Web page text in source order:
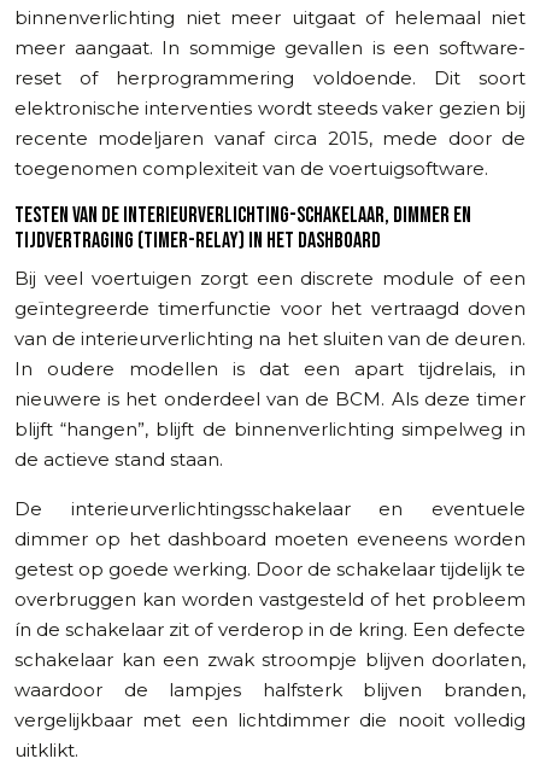
binnenverlichting niet meer uitgaat of helemaal niet
meer aangaat. In sommige gevallen is een software-
reset of herprogrammering voldoende. Dit soort
elektronische interventies wordt steeds vaker gezien bij
recente modeljaren vanaf circa 2015, mede door de
toegenomen complexiteit van de voertuigsoftware.
TESTEN VAN DE INTERIEURVERLICHTING-SCHAKELAAR, DIMMER EN
TIJDVERTRAGING (TIMER-RELAY) IN HET DASHBOARD
Bij veel voertuigen zorgt een discrete module of een
geïntegreerde timerfunctie voor het vertraagd doven
van de interieurverlichting na het sluiten van de deuren.
In oudere modellen is dat een apart tijdrelais, in
nieuwere is het onderdeel van de BCM. Als deze timer
blijft “hangen”, blijft de binnenverlichting simpelweg in
de actieve stand staan.
De interieurverlichtingsschakelaar en eventuele
dimmer op het dashboard moeten eveneens worden
getest op goede werking. Door de schakelaar tijdelijk te
overbruggen kan worden vastgesteld of het probleem
ín de schakelaar zit of verderop in de kring. Een defecte
schakelaar kan een zwak stroompje blijven doorlaten,
waardoor de lampjes halfsterk blijven branden,
vergelijkbaar met een lichtdimmer die nooit volledig
uitklikt.